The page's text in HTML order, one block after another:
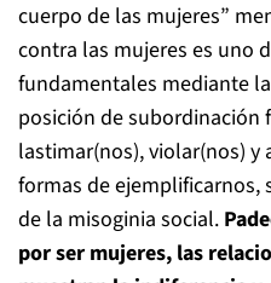
cuerpo de las mujeres”
contra las mujeres es uno
fundamentales mediante
posición de subordinación
lastimar(nos), violar(nos) y
formas de ejemplificarnos,
de la misoginia social.
por ser mujeres, las